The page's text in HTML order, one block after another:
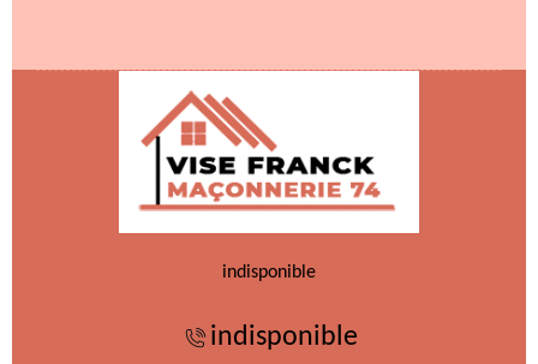
indisponible
indisponible